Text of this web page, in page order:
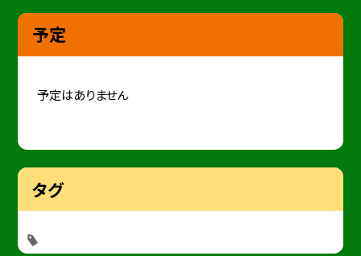
予定
予定はありません
タグ